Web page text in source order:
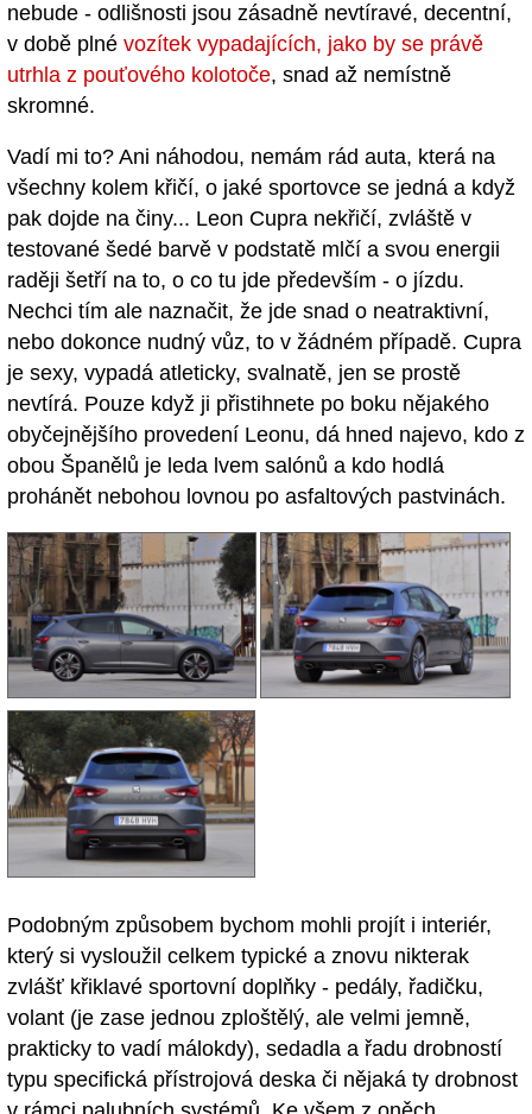
nebude - odlišnosti jsou zásadně nevtíravé, decentní,
v době plné vozítek vypadajících, jako by se právě
utrhla z pouťového kolotoče, snad až nemístně
skromné.
Vadí mi to? Ani náhodou, nemám rád auta, která na
všechny kolem křičí, o jaké sportovce se jedná a když
pak dojde na činy... Leon Cupra nekřičí, zvláště v
testované šedé barvě v podstatě mlčí a svou energii
raději šetří na to, o co tu jde především - o jízdu.
Nechci tím ale naznačit, že jde snad o neatraktivní,
nebo dokonce nudný vůz, to v žádném případě. Cupra
je sexy, vypadá atleticky, svalnatě, jen se prostě
nevtírá. Pouze když ji přistihnete po boku nějakého
obyčejnějšího provedení Leonu, dá hned najevo, kdo z
obou Španělů je leda lvem salónů a kdo hodlá
prohánět nebohou lovnou po asfaltových pastvinách.
Podobným způsobem bychom mohli projít i interiér,
který si vysloužil celkem typické a znovu nikterak
zvlášť křiklavé sportovní doplňky - pedály, řadičku,
volant (je zase jednou zploštělý, ale velmi jemně,
prakticky to vadí málokdy), sedadla a řadu drobností
typu specifická přístrojová deska či nějaká ty drobnost